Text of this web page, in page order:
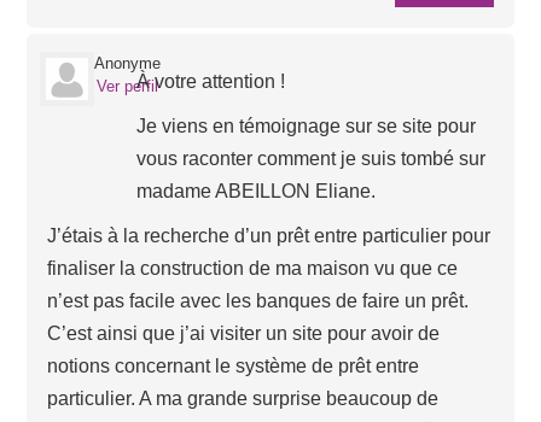
Anonyme
Ver perfilÀ votre attention !
Je viens en témoignage sur se site pour
vous raconter comment je suis tombé sur
madame ABEILLON Eliane.
J’étais à la recherche d’un prêt entre particulier pour
finaliser la construction de ma maison vu que ce
n’est pas facile avec les banques de faire un prêt.
C’est ainsi que j’ai visiter un site pour avoir de
notions concernant le système de prêt entre
particulier. A ma grande surprise beaucoup de